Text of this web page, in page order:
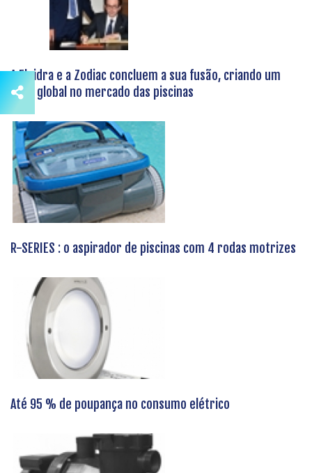
A Fluidra e a Zodiac concluem a sua fusão, criando um
líder global no mercado das piscinas
R-SERIES : o aspirador de piscinas com 4 rodas motrizes
Até 95 % de poupança no consumo elétrico